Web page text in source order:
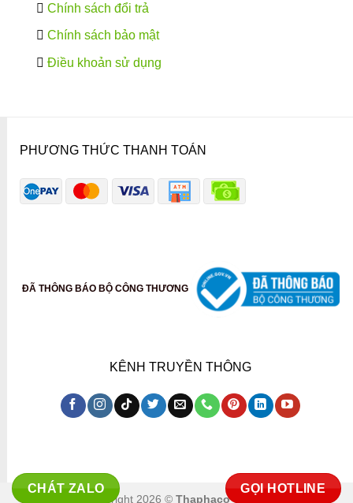
Chính sách đổi trả
Chính sách bảo mật
Điều khoản sử dụng
PHƯƠNG THỨC THANH TOÁN
ĐÃ THÔNG BÁO BỘ CÔNG THƯƠNG
KÊNH TRUYỀN THÔNG
CHÁT ZALO GỌI HOTLINE
Copyright 2026 © Thaphaco Co.,ltd